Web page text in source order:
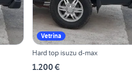
Vetrina
Hard top isuzu d-max
1.200 €